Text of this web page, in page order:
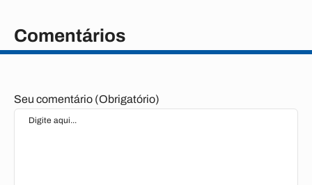
Comentários
Seu comentário (Obrigatório)